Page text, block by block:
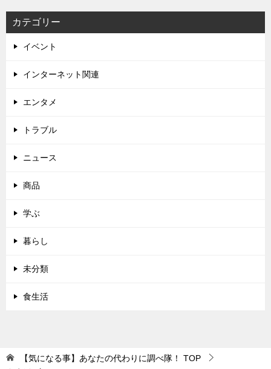
カテゴリー
イベント
インターネット関連
エンタメ
トラブル
ニュース
商品
学ぶ
暮らし
未分類
食生活
【気になる事】あなたの代わりに調べ隊！
TOP